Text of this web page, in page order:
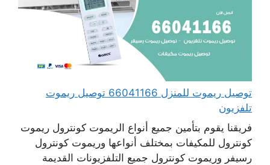
توصيل ريموت للمنزل 66041166 توصيل ريموت
تلفزيون
فريقنا يقوم بتأمين جميع أنواع الريموت كونترول ريموت
كونترول للمكيفات بمختلف أنواعها وريموت كونترول
رسيفر وريموت كونترول جميع التلفزيونات القديمة